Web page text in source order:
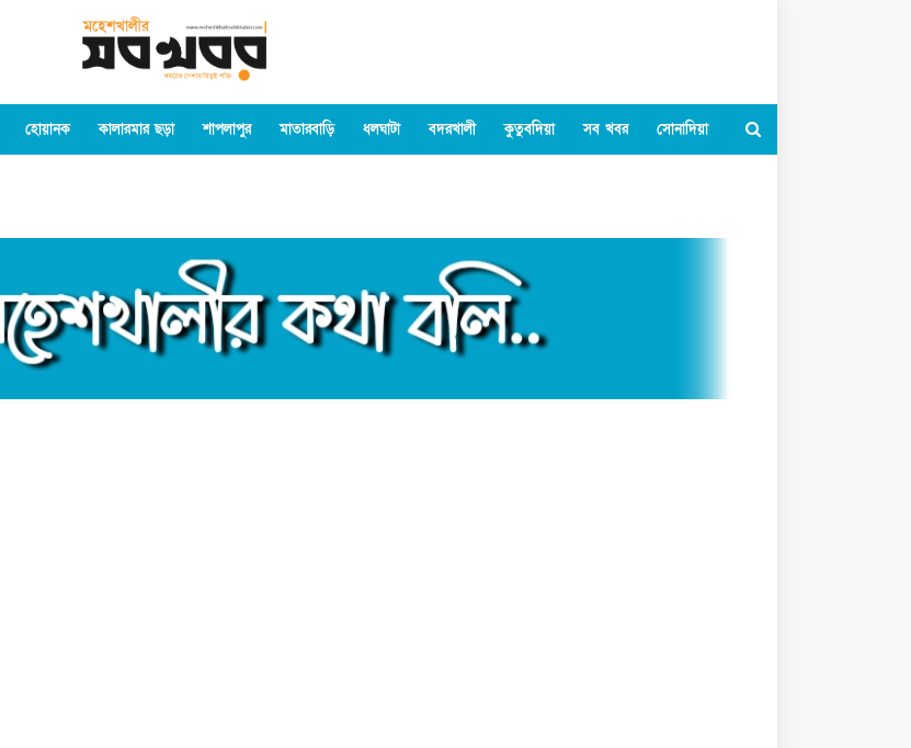
হোয়ানক কালারমার ছড়া শাপলাপুর মাতারবাড়ি ধলঘাটা বদরখালী কুতুবদিয়া সব খবর সোনাদিয়া